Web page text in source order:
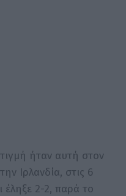
ήταν αυτή στον
Ιρλανδία, στις 6
έληξε 2-2, παρά το